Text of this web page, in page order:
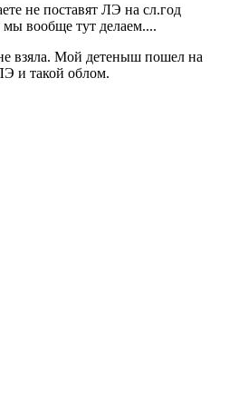
не поставят ЛЭ на сл.год
мы вообще тут делаем....
взяла. Мой детеныш пошел на
и такой облом.